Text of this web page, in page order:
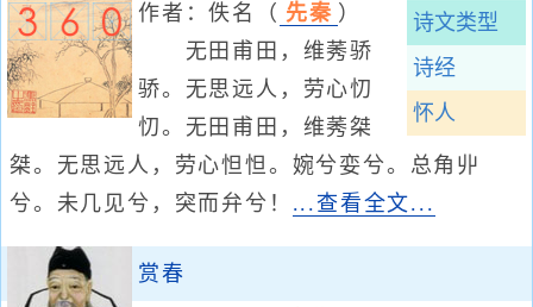
诗文类型
诗经
怀人
作者：佚名 （ 先秦 ）
无田甫田，维莠骄
骄。无思远人，劳心忉
忉。无田甫田，维莠桀
桀。无思远人，劳心怛怛。婉兮娈兮。总角丱
兮。未几见兮，突而弁兮！ ...查看全文...
赏春